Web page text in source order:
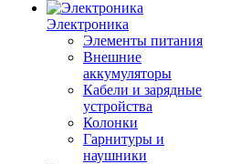
Электроника
Элементы питания
Внешние
аккумуляторы
Кабели и зарядные
устройства
Колонки
Гарнитуры и
наушники